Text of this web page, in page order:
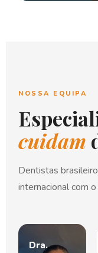
NOSSA EQUIPA
cuidam
Dentistas
internacional com
Dra.